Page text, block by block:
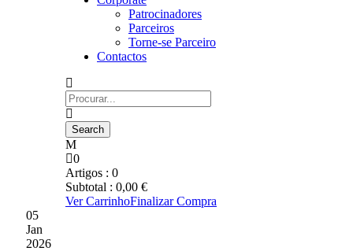
Patrocinadores
Parceiros
Torne-se Parceiro
Contactos
0
Artigos : 0
Subtotal : 0,00 €
Ver CarrinhoFinalizar Compra
05
Jan
2026